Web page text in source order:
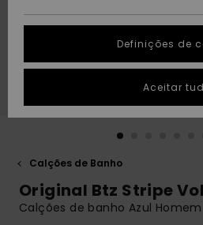
Coleções
Highlights
Guia de
tamanhos
conversa
obteres a
resposta
conversa
PRESENTE
DESEJO
Calções de Banho
Original Btz Stripe
Calções de banho Azul Homem
Definições de
Aceitar